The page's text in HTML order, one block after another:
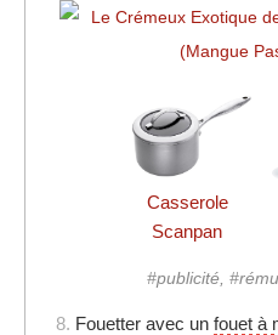
Casserole
Scanpan
#publicité,
8. Fouetter avec un fouet à